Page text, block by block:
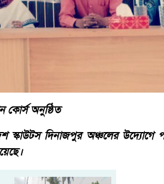
কোর্স অনুষ্ঠিত
স্কাউটস দিনাজপুর অঞ্চলের